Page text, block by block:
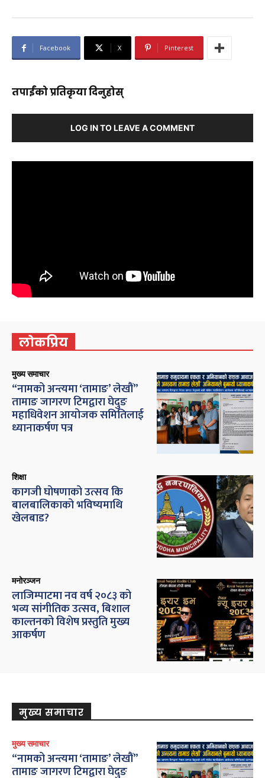
Facebook X Pinterest
तपाईंको प्रतिकृया दिनुहोस्
LOG IN TO LEAVE A COMMENT
लोकप्रिय
मुख्य समाचार
“नामको अन्त्यमा ‘तामाङ’ लेखौं”
तामाङ जागरण टिमद्वारा घेदुङ
महाधिवेशन आयोजक समितिलाई
ध्यानाकर्षण पत्र
शिक्षा
कागजी घोषणाको उत्सव कि
बालबालिकाको भविष्यमाथि
खेलबाड?
मनोरञ्जन
लाजिम्पाटमा नव वर्ष २०८३ को
भव्य सांगीतिक उत्सव, बिशाल
काल्तनको विशेष प्रस्तुति मुख्य
आकर्षण
मुख्य समाचार
मुख्य समाचार
“नामको अन्त्यमा ‘तामाङ’ लेखौं”
तामाङ जागरण टिमद्वारा घेदुङ